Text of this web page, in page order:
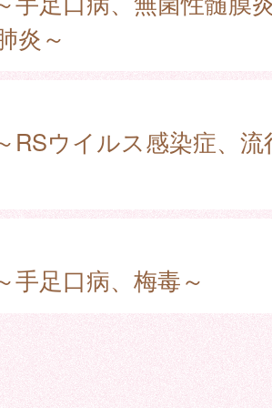
炎～
RSウイルス感染症、流
手足口病、梅毒～